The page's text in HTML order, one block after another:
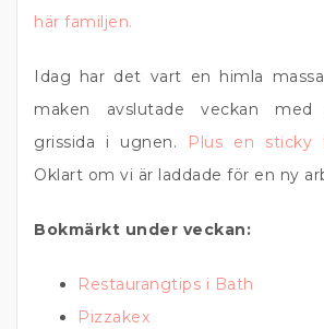
här familjen.
Idag har det vart en himla
maken avslutade veckan
grissida i ugnen. Plus en sticky
Oklart om vi är laddade för en ny
Bokmärkt under veckan:
Restaurangtips i Bath
Pizzakex